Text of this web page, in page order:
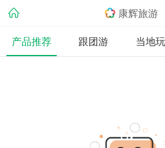
康辉旅游
产品推荐
跟团游 当地